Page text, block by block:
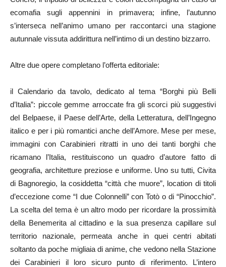
ecomafia sugli appennini in primavera; infine, l’autunno
s’interseca nell’animo umano per raccontarci una stagione
autunnale vissuta addirittura nell’intimo di un destino bizzarro.
Altre due opere completano l’offerta editoriale:
il Calendario da tavolo, dedicato al tema “Borghi più Belli
d’Italia”: piccole gemme arroccate fra gli scorci più suggestivi
del Belpaese, il Paese dell’Arte, della Letteratura, dell’Ingegno
italico e per i più romantici anche dell’Amore. Mese per mese,
immagini con Carabinieri ritratti in uno dei tanti borghi che
ricamano l’Italia, restituiscono un quadro d’autore fatto di
geografia, architetture preziose e uniforme. Uno su tutti, Civita
di Bagnoregio, la cosiddetta “città che muore”, location di titoli
d’eccezione come “I due Colonnelli” con Totò o di “Pinocchio”.
La scelta del tema è un altro modo per ricordare la prossimità
della Benemerita al cittadino e la sua presenza capillare sul
territorio nazionale, permeata anche in quei centri abitati
soltanto da poche migliaia di anime, che vedono nella Stazione
dei Carabinieri il loro sicuro punto di riferimento. L’intero